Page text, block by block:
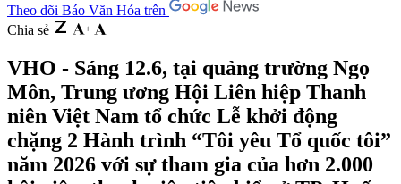
Theo dõi Báo Văn Hóa trên
Chia sẻ
VHO - Sáng 12.6, tại quảng trường Ngọ
Môn, Trung ương Hội Liên hiệp Thanh
niên Việt Nam tổ chức Lễ khởi động
chặng 2 Hành trình “Tôi yêu Tổ quốc tôi”
năm 2026 với sự tham gia của hơn 2.000